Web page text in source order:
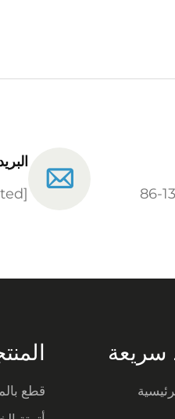
[email protected]
سريعة
قطع